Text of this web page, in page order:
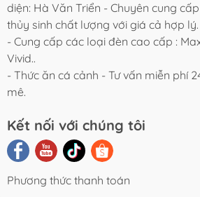
diện: Hà Văn Triển - Chuyên cung
thủy sinh chất lượng với giá cả hợp lý.
- Cung cấp các loại đèn cao cấp :
Vivid..
- Thức ăn cá cảnh - Tư vấn miễn phí
mê.
Kết nối với chúng tôi
Phương thức thanh toán